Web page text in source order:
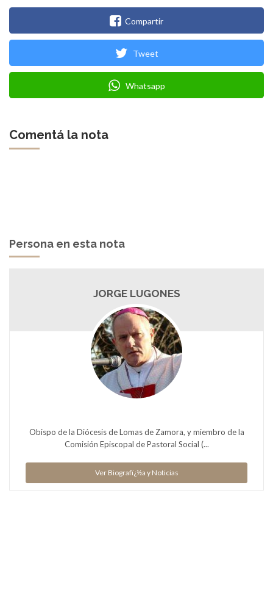
Compartir
Tweet
Whatsapp
Comentá la nota
Persona en esta nota
JORGE LUGONES
Obispo de la Diócesis de Lomas de Zamora, y miembro de la
Comisión Episcopal de Pastoral Social (...
Ver Biografï¿½a y Noticias